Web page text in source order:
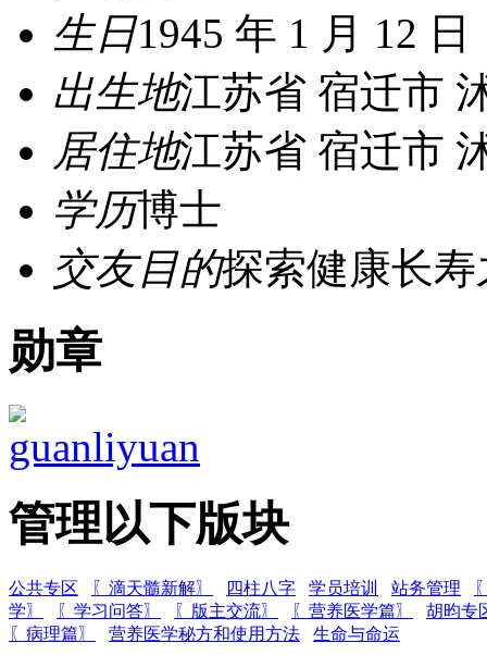
生日1945 年 1 月 12 日
出生地江苏省 宿迁市
居住地江苏省 宿迁市
学历博士
交友目的探索健康长寿
勋章
管理以下版块
公共专区 〖滴天髓新解〗 四柱八字 学员培训 站务管理
学〗
〖学习问答〗 〖版主交流〗 〖营养医学篇〗
胡昀专
〖病理篇〗
营养医学秘方和使用方法 生命与命运